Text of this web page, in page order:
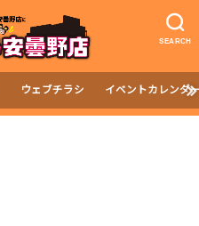
SEARCH
ウェブチラシ イベントカレンダ